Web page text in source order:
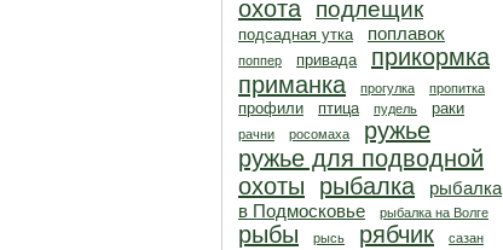
охота
подлещик
подсадная утка поплавок
поппер привада
прикормка
приманка
прогулка пропитка
профили птица пудель раки
рачни росомаха
ружье
ружье для подводной
охоты
рыбалка
рыбалка
в Подмосковье
рыбалка на Волге
рыбы рысь рябчик
сазан